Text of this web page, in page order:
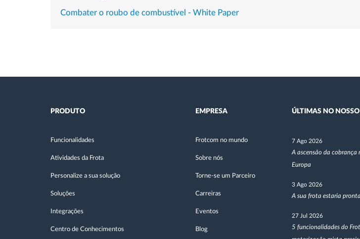
Combater o roubo de combustível - White Paper
PRODUTO
Funcionalidades
Atividades da Frota
Personalize a sua solução
Soluções
Integrações
Centro de Conhecimentos
EMPRESA
Frotcom no mundo
Sobre nós
Torne-se um Parceiro
Carreiras
Eventos
Blog
ÚLTIMAS NO
7 Ago 2026
A ascensão da cobrança
Europa
3 Ago 2026
A sua frota estaria
27 Jul 2026
5 funcionalidades do